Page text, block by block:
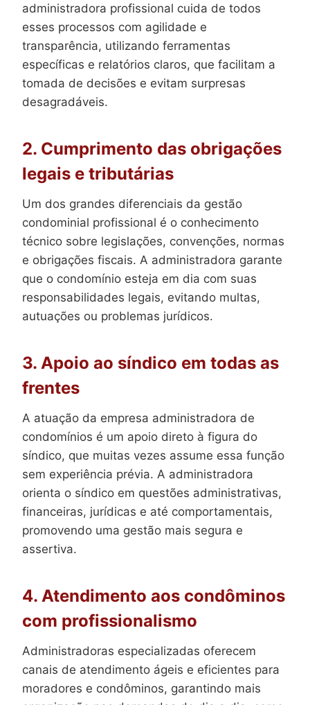
administradora profissional cuida de todos
esses processos com agilidade e
transparência, utilizando ferramentas
específicas e relatórios claros, que facilitam a
tomada de decisões e evitam surpresas
desagradáveis.
2. Cumprimento das obrigações
legais e tributárias
Um dos grandes diferenciais da gestão
condominial profissional é o conhecimento
técnico sobre legislações, convenções, normas
e obrigações fiscais. A administradora garante
que o condomínio esteja em dia com suas
responsabilidades legais, evitando multas,
autuações ou problemas jurídicos.
3. Apoio ao síndico em todas as
frentes
A atuação da empresa administradora de
condomínios é um apoio direto à figura do
síndico, que muitas vezes assume essa função
sem experiência prévia. A administradora
orienta o síndico em questões administrativas,
financeiras, jurídicas e até comportamentais,
promovendo uma gestão mais segura e
assertiva.
4. Atendimento aos condôminos
com profissionalismo
Administradoras especializadas oferecem
canais de atendimento ágeis e eficientes para
moradores e condôminos, garantindo mais